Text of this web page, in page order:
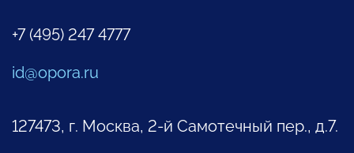
+7 (495) 247 4777
id@opora.ru
127473, г. Москва, 2-й Самотечный пер., д.7.